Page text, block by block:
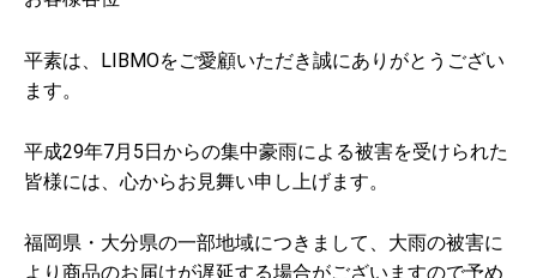
平素は、LIBMOをご愛顧いただき誠にありがとうござい
ます。
平成29年7月5日からの集中豪雨による被害を受けられた
皆様には、心からお見舞い申し上げます。
福岡県・大分県の一部地域につきまして、大雨の被害に
より商品のお届けが遅延する場合がございますので予め